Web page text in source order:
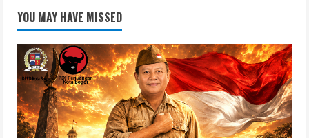
YOU MAY HAVE MISSED